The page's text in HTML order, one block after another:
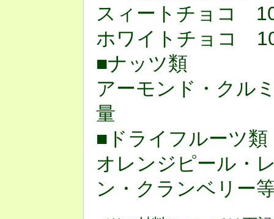
スィートチョコ
ホワイトチョコ
■ナッツ類
アーモンド・クル
量
■ドライフルーツ類
オレンジピール・
ン・クランベリー